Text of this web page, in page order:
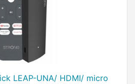
LEAP-UNA/ HDMI/ micro